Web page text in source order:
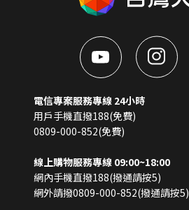
電信專案服務專線 24小時
用戶手機直撥188(免費)
0809-000-852(免費)
線上購物服務專線 09:00~18:00
網內手機直撥188(撥通請按5)
網外請撥0809-000-852(撥通請按5)